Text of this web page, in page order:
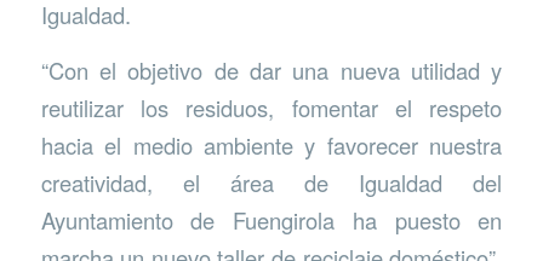
Igualdad.
“Con el objetivo de dar una nueva utilidad y
reutilizar los residuos, fomentar el respeto
hacia el medio ambiente y favorecer nuestra
creatividad, el área de Igualdad del
Ayuntamiento de Fuengirola ha puesto en